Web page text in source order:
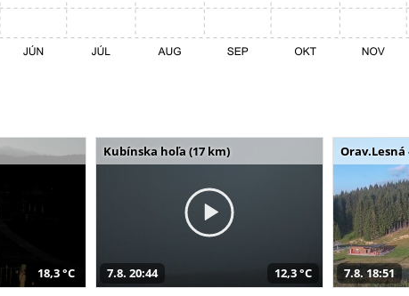
18,3 °C
Kubínska hoľa (17 km)
7.8. 20:44 12,3 °C
Orav.Lesná
7.8. 18:51